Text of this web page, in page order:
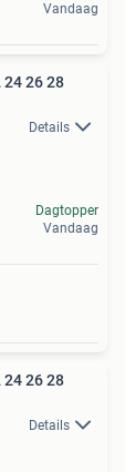
Vandaag
26 28
Details
Dagtopper
Vandaag
26 28
Details